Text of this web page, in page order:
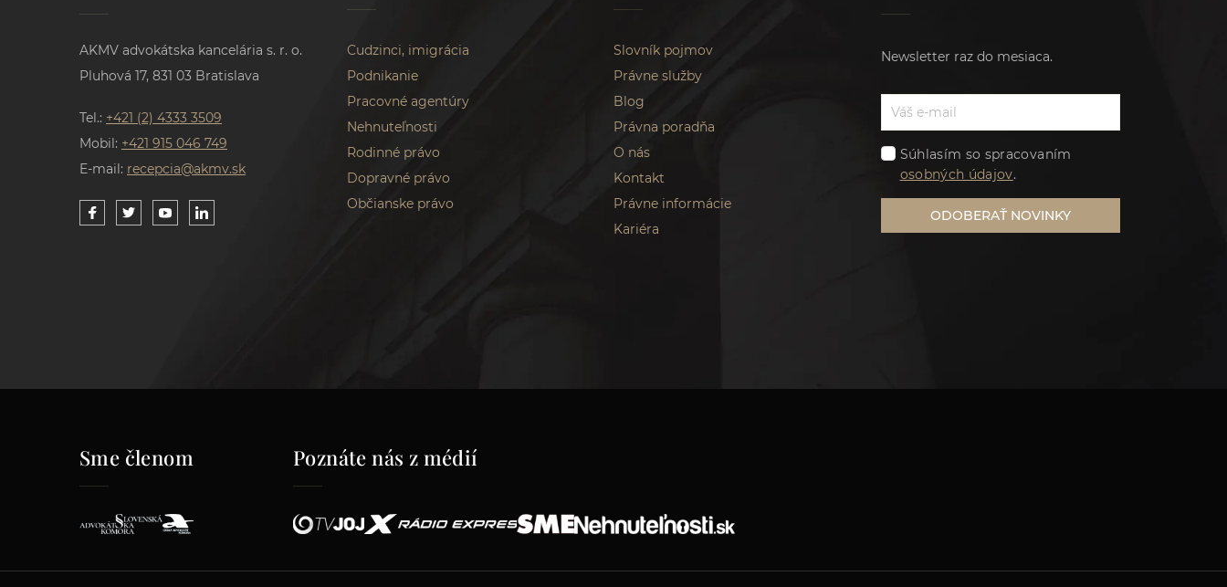
AKMV advokátska kancelária s. r. o.
Pluhová 17, 831 03 Bratislava
Tel.: +421 (2) 4333 3509
Mobil: +421 915 046 749
E-mail: recepcia@akmv.sk
Cudzinci, imigrácia
Podnikanie
Pracovné agentúry
Nehnuteľnosti
Rodinné právo
Dopravné právo
Občianske právo
Slovník pojmov
Právne služby
Blog
Právna poradňa
O nás
Kontakt
Právne informácie
Kariéra
Newsletter raz do mesiaca.
Súhlasím so spracovaním
osobných údajov.
ODOBERAŤ NOVINKY
Sme členom Poznáte nás z médií